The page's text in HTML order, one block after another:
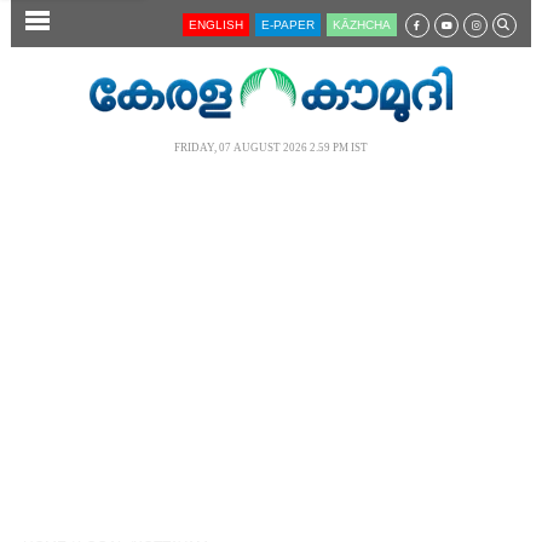
SECTIONS ENGLISH E-PAPER KĀZHCHA
FRIDAY, 07 AUGUST 2026 2.59 PM IST